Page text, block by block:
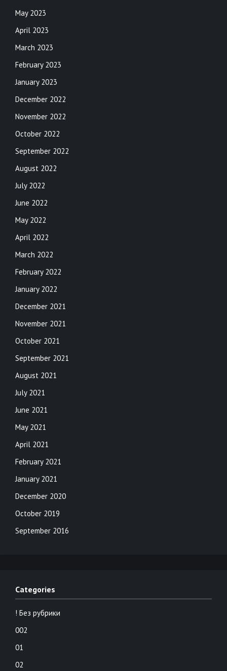
May 2023
April 2023
March 2023
February 2023
January 2023
December 2022
November 2022
October 2022
September 2022
August 2022
July 2022
June 2022
May 2022
April 2022
March 2022
February 2022
January 2022
December 2021
November 2021
October 2021
September 2021
August 2021
July 2021
June 2021
May 2021
April 2021
February 2021
January 2021
December 2020
October 2019
September 2016
Categories
! Без рубрики
002
01
02